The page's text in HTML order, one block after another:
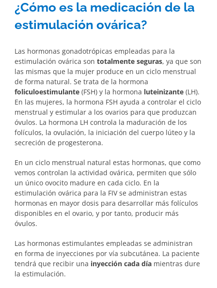
¿Cómo es la medicación de la
estimulación ovárica?
Las hormonas gonadotrópicas empleadas para la
estimulación ovárica son totalmente seguras, ya que son
las mismas que la mujer produce en un ciclo menstrual
de forma natural. Se trata de la hormona
foliculoestimulante (FSH) y la hormona luteinizante (LH).
En las mujeres, la hormona FSH ayuda a controlar el ciclo
menstrual y estimular a los ovarios para que produzcan
óvulos. La hormona LH controla la maduración de los
folículos, la ovulación, la iniciación del cuerpo lúteo y la
secreción de progesterona.
En un ciclo menstrual natural estas hormonas, que como
vemos controlan la actividad ovárica, permiten que sólo
un único ovocito madure en cada ciclo. En la
estimulación ovárica para la FIV se administran estas
hormonas en mayor dosis para desarrollar más folículos
disponibles en el ovario, y por tanto, producir más
óvulos.
Las hormonas estimulantes empleadas se administran
en forma de inyecciones por vía subcutánea. La paciente
tendrá que recibir una inyección cada día mientras dure
la estimulación.